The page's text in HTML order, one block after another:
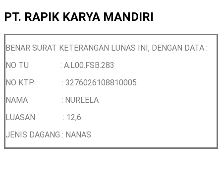
PT. RAPIK KARYA MANDIRI
BENAR SURAT KETERANGAN LUNAS INI, DENGAN DATA :
NO TU : A.L00.FSB.283
NO KTP : 3276026108810005
NAMA : NURLELA
LUASAN : 12,6
JENIS DAGANG : NANAS